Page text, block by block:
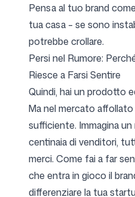
Pensa al tuo brand
tua casa – se sono
potrebbe crollare.
Persi nel Rumore:
Riesce a Farsi Sentire
Quindi, hai un prodotto
Ma nel mercato
sufficiente. Immagina
centinaia di venditori,
merci. Come fai a far
che entra in gioco il
differenziare la tua